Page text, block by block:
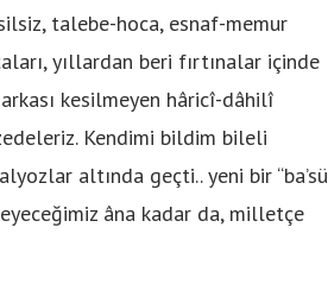
talebe-hoca, esnaf-memur
yıllardan beri fırtınalar içinde
kesilmeyen hâricî-dâhilî
Kendimi bildim bileli
altında geçti.. yeni bir “ba’sü
âna kadar da, milletçe